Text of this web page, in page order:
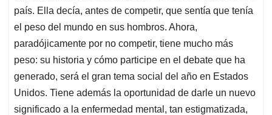
país. Ella decía, antes de competir, que sentía que tenía
el peso del mundo en sus hombros. Ahora,
paradójicamente por no competir, tiene mucho más
peso: su historia y cómo participe en el debate que ha
generado, será el gran tema social del año en Estados
Unidos. Tiene además la oportunidad de darle un nuevo
significado a la enfermedad mental, tan estigmatizada,